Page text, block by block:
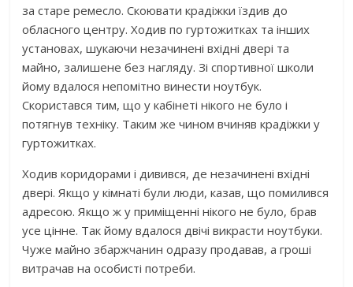
за старе ремесло. Скоювати крадіжки їздив до
обласного центру. Ходив по гуртожитках та інших
установах, шукаючи незачинені вхідні двері та
майно, залишене без нагляду. Зі спортивної школи
йому вдалося непомітно винести ноутбук.
Скористався тим, що у кабінеті нікого не було і
потягнув техніку. Таким же чином вчиняв крадіжки у
гуртожитках.
Ходив коридорами і дивився, де незачинені вхідні
двері. Якщо у кімнаті були люди, казав, що помилився
адресою. Якщо ж у приміщенні нікого не було, брав
усе цінне. Так йому вдалося двічі викрасти ноутбуки.
Чуже майно збаржчанин одразу продавав, а гроші
витрачав на особисті потреби.